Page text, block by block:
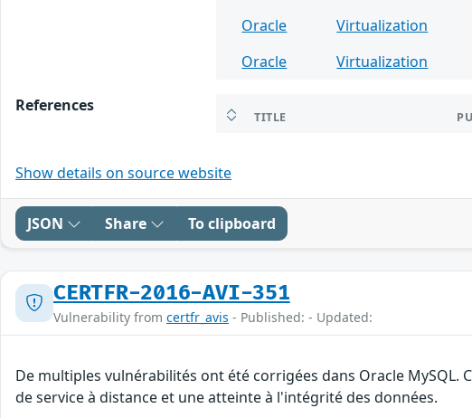
Oracle
Virtualization
Oracle
Virtualization
References
TITLE
Show details on source website
JSON Share To clipboard
CERTFR-2016-AVI-351
Vulnerability from certfr_avis - Published: - Updated:
De multiples vulnérabilités ont été corrigées dans Oracle
de service à distance et une atteinte à l'intégrité des données.